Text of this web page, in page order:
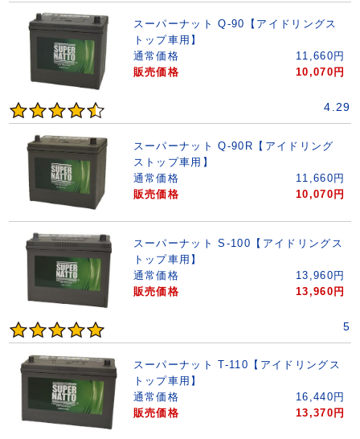
スーパーナット Q-90【アイドリングス
トップ車用】
通常価格
11,660 円
販売価格
10,070 円
4.29
スーパーナット Q-90R【アイドリング
ストップ車用】
通常価格
11,660円
販売価格
10,070円
スーパーナット S-100【アイドリングス
トップ車用】
通常価格
13,960 円
販売価格
13,960 円
5
スーパーナット T-110【アイドリングス
トップ車用】
通常価格
16,440 円
販売価格
13,370 円